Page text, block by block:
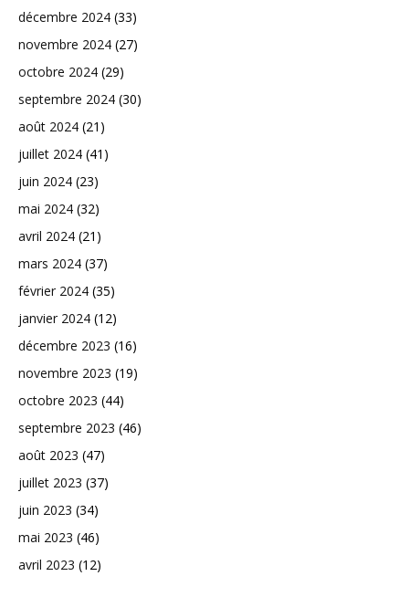
décembre 2024 (33)
novembre 2024 (27)
octobre 2024 (29)
septembre 2024 (30)
août 2024 (21)
juillet 2024 (41)
juin 2024 (23)
mai 2024 (32)
avril 2024 (21)
mars 2024 (37)
février 2024 (35)
janvier 2024 (12)
décembre 2023 (16)
novembre 2023 (19)
octobre 2023 (44)
septembre 2023 (46)
août 2023 (47)
juillet 2023 (37)
juin 2023 (34)
mai 2023 (46)
avril 2023 (12)